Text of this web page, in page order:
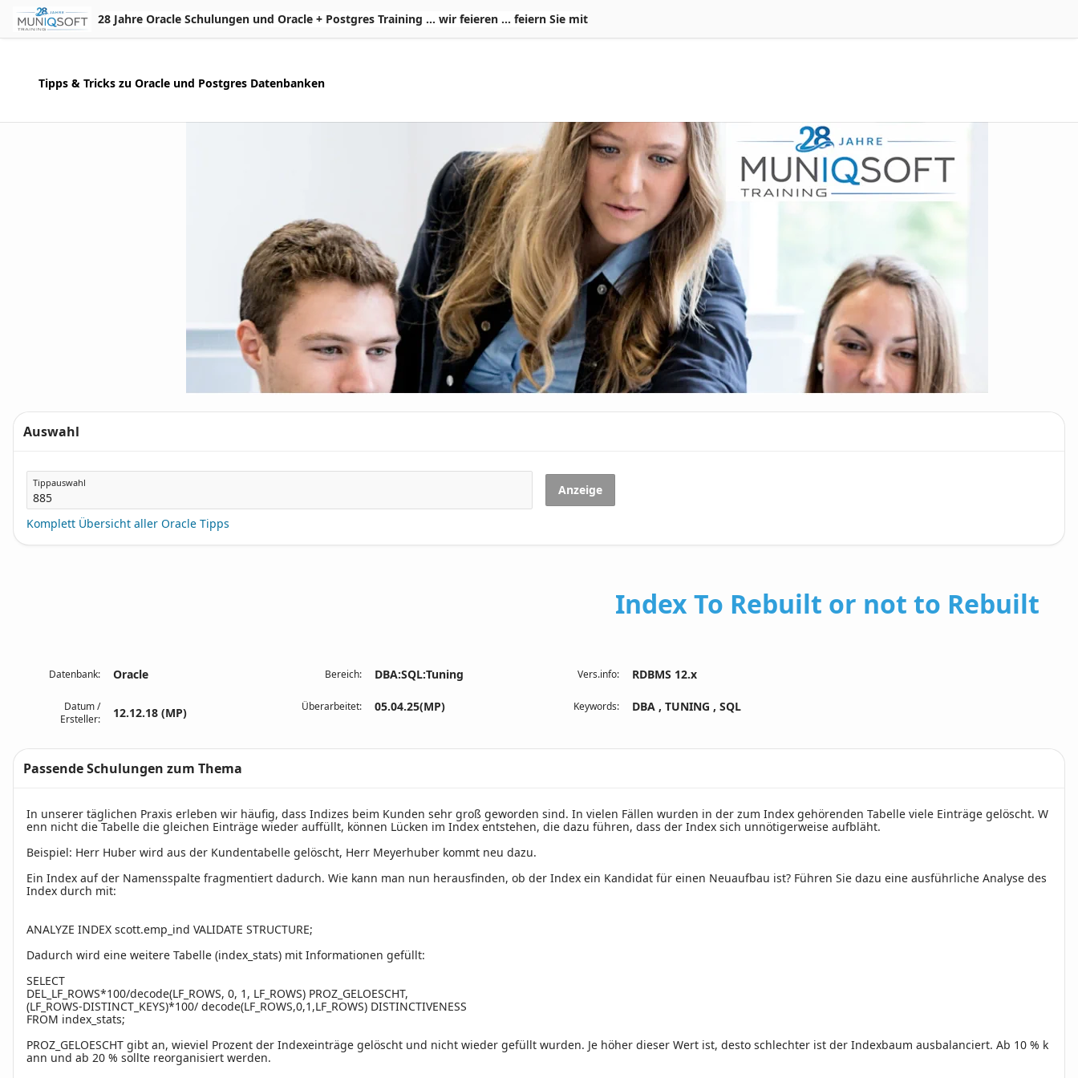
Skip to Main Content
28 Jahre Oracle Schulungen und Oracle + Postgres Training ... wir feieren ... feiern Sie mit
Tipps & Tricks zu Oracle und Postgres Datenbanken
Auswahl
Tippauswahl Anzeige
Komplett Übersicht aller Oracle Tipps
Index To Rebuilt or not to Rebuilt
Datenbank: Oracle Bereich: DBA:SQL:Tuning Vers.info: RDBMS 12.x
Datum /
Ersteller:
12.12.18 (MP) Überarbeitet: 05.04.25(MP) Keywords: DBA , TUNING , SQL
Passende Schulungen zum Thema
Text
In unserer täglichen Praxis erleben wir häufig, dass Indizes beim Kunden sehr groß geworden sind. In vielen Fällen wurden in der zum Index gehörenden Tabelle viele Einträge gelöscht. W
enn nicht die Tabelle die gleichen Einträge wieder auffüllt, können Lücken im Index entstehen, die dazu führen, dass der Index sich unnötigerweise aufbläht.
Beispiel: Herr Huber wird aus der Kundentabelle gelöscht, Herr Meyerhuber kommt neu dazu.
Ein Index auf der Namensspalte fragmentiert dadurch. Wie kann man nun herausfinden, ob der Index ein Kandidat für einen Neuaufbau ist? Führen Sie dazu eine ausführliche Analyse des
Index durch mit:
ANALYZE INDEX scott.emp_ind VALIDATE STRUCTURE;
Dadurch wird eine weitere Tabelle (index_stats) mit Informationen gefüllt:
SELECT
DEL_LF_ROWS*100/decode(LF_ROWS, 0, 1, LF_ROWS) PROZ_GELOESCHT,
(LF_ROWS-DISTINCT_KEYS)*100/ decode(LF_ROWS,0,1,LF_ROWS) DISTINCTIVENESS
FROM index_stats;
PROZ_GELOESCHT gibt an, wieviel Prozent der Indexeinträge gelöscht und nicht wieder gefüllt wurden. Je höher dieser Wert ist, desto schlechter ist der Indexbaum ausbalanciert. Ab 10 % k
ann und ab 20 % sollte reorganisiert werden.